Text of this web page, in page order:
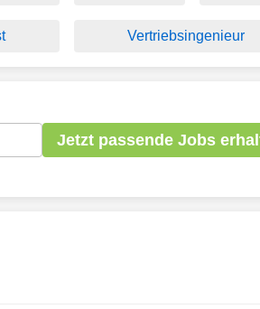
Vertriebsingenieur
Jetzt passende Jobs